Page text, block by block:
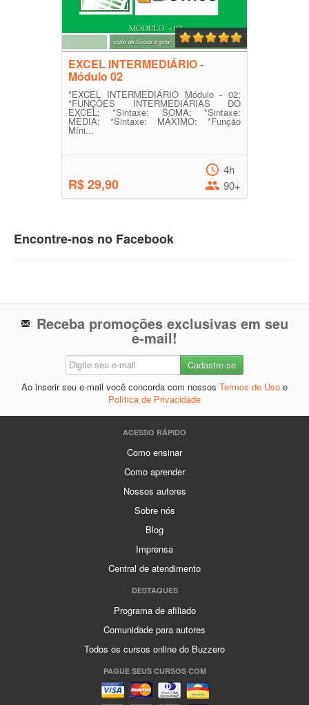
EXCEL INTERMEDIÁRIO -
Módulo 02
*EXCEL INTERMEDIÁRIO Módulo - 02;
*FUNÇÕES INTERMEDIÁRIAS DO
EXCEL; *Sintaxe: SOMA; *Sintaxe:
MÉDIA; *Sintaxe: MÁXIMO; *Função
Míni...
R$ 29,90
4h
90+
Encontre-nos no Facebook
Receba promoções exclusivas em seu
e-mail!
Ao inserir seu e-mail você concorda com nossos Termos de Uso e
Política de Privacidade
ACESSO RÁPIDO
Como ensinar
Como aprender
Nossos autores
Sobre nós
Blog
Imprensa
Central de atendimento
DESTAQUES
Programa de afiliado
Comunidade para autores
Todos os cursos online do Buzzero
PAGUE SEUS CURSOS COM